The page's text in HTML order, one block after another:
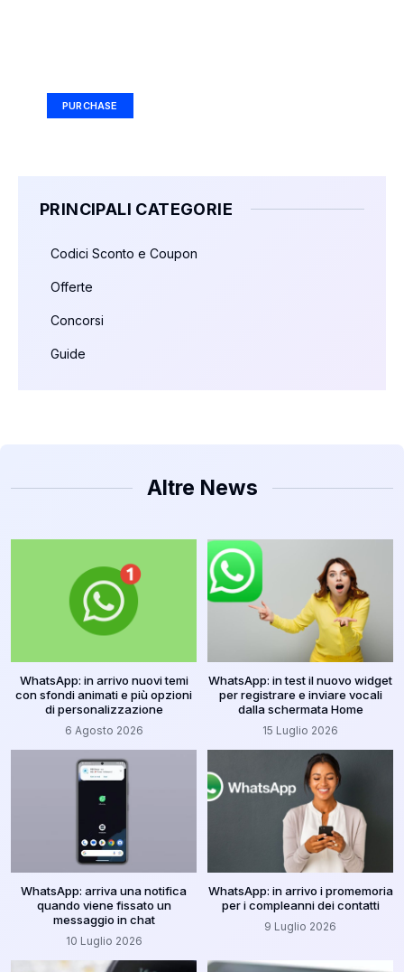
PURCHASE
PRINCIPALI CATEGORIE
Codici Sconto e Coupon
Offerte
Concorsi
Guide
Altre News
WhatsApp: in arrivo nuovi temi
con sfondi animati e più opzioni
di personalizzazione
6 Agosto 2026
WhatsApp: in test il nuovo widget
per registrare e inviare vocali
dalla schermata Home
15 Luglio 2026
WhatsApp: arriva una notifica
quando viene fissato un
messaggio in chat
10 Luglio 2026
WhatsApp: in arrivo i promemoria
per i compleanni dei contatti
9 Luglio 2026